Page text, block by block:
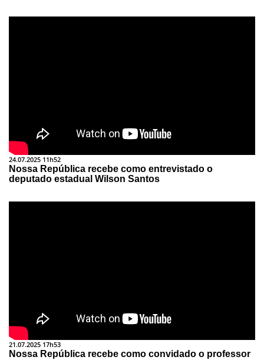
24.07.2025 11h52
Nossa República recebe como entrevistado o
deputado estadual Wilson Santos
21.07.2025 17h53
Nossa República recebe como convidado o professor